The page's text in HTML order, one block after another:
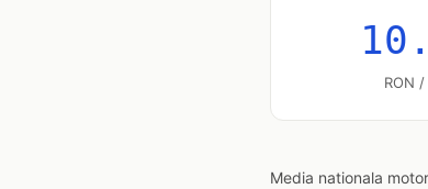
RON
Media nationala